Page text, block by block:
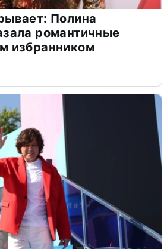
Полина
романтичные
избранником